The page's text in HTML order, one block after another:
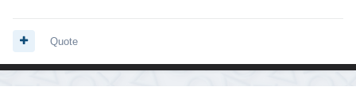
Quote